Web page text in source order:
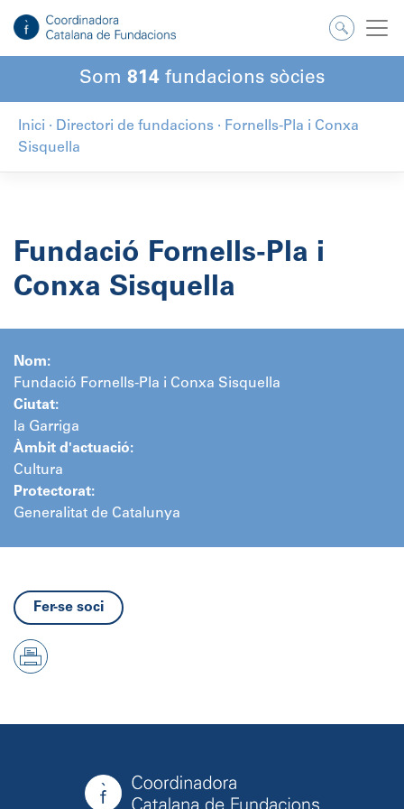
contingut
Som 814 fundacions sòcies
Inici · Directori de fundacions · Fornells-Pla i Conxa
Sisquella
Fundació Fornells-Pla i
Conxa Sisquella
Nom:
Fundació Fornells-Pla i Conxa Sisquella
Ciutat:
la Garriga
Àmbit d'actuació:
Cultura
Protectorat:
Generalitat de Catalunya
Fer-se soci